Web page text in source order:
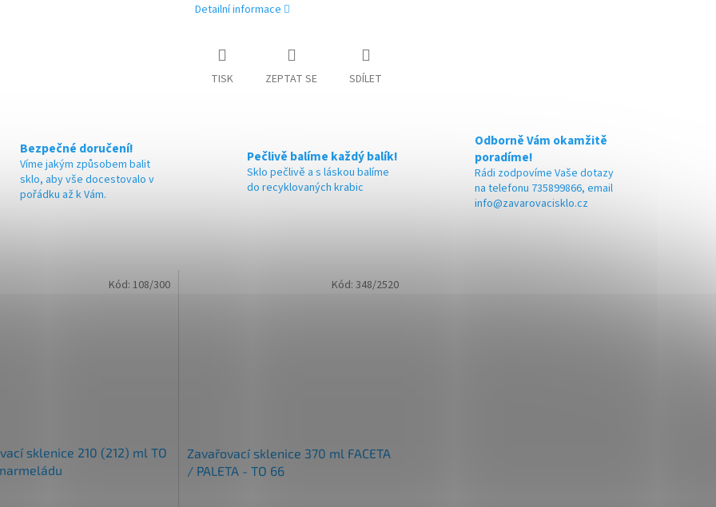
Detailní informace
TISK ZEPTAT SE SDÍLET
Bezpečné doručení!
Víme jakým způsobem balit
sklo, aby vše docestovalo v
pořádku až k Vám.
Pečlivě balíme každý balík!
Sklo pečlivě a s láskou balíme
do recyklovaných krabic
Odborně Vám okamžitě
poradíme!
Rádi zodpovíme Vaše dotazy
na telefonu 735899866, email
info@zavarovacisklo.cz
sklenice 210 (212) ml TO
Kód: 108/300
Zavařovací sklenice 370 ml FACETA
/ PALETA - TO 66
Kód: 348/2520